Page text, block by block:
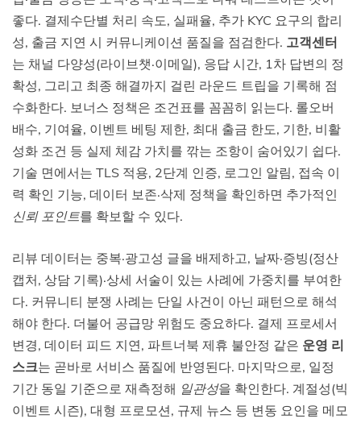
좋다. 결제수단별 처리 속도, 실패율, 추가 KYC 요구의 합리
성, 출금 지연 시 커뮤니케이션 품질을 점검한다. 고객센터
는 채널 다양성(라이브챗·이메일), 응답 시간, 1차 답변의 정
확성, 그리고 최종 해결까지 걸린 라운드 트립을 기록해 점
수화한다. 보너스 정책은 조건표를 꼼꼼히 읽는다. 롤오버
배수, 기여율, 이벤트 베팅 제한, 최대 출금 한도, 기한, 비활
성화 조건 등 실제 체감 가치를 깎는 조항이 숨어있기 쉽다.
기술 면에서는 TLS 적용, 2단계 인증, 로그인 알림, 접속 이
력 확인 기능, 데이터 보존·삭제 정책을 확인하면 추가적인
신뢰 포인트를 확보할 수 있다.
리뷰 데이터는 중복·광고성 글을 배제하고, 날짜·증빙(정산
캡처, 상담 기록)·상세 서술이 있는 사례에 가중치를 부여한
다. 커뮤니티 분쟁 사례는 단일 사건이 아닌 패턴으로 해석
해야 한다. 더불어 공급망 위험도 중요하다. 결제 프로세서
변경, 데이터 피드 지연, 파트너북 제휴 불안정 같은 운영 리
스크는 곧바로 서비스 품질에 반영된다. 마지막으로, 일정
기간 동일 기준으로 재측정해 일관성을 확인한다. 계절성(빅
이벤트 시즌), 대형 프로모션, 규제 뉴스 등 변동 요인을 메모